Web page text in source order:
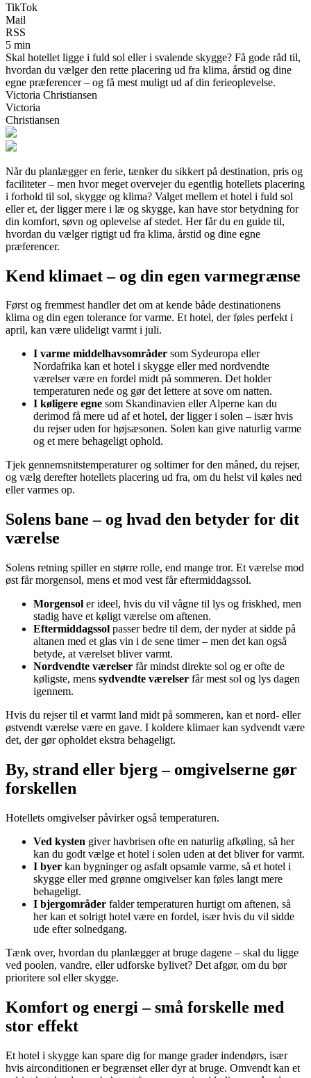
TikTok
Mail
RSS
5 min
Skal hotellet ligge i fuld sol eller i svalende skygge? Få gode råd til,
hvordan du vælger den rette placering ud fra klima, årstid og dine
egne præferencer – og få mest muligt ud af din ferieoplevelse.
Victoria Christiansen
Victoria
Christiansen
Når du planlægger en ferie, tænker du sikkert på destination, pris og
faciliteter – men hvor meget overvejer du egentlig hotellets placering
i forhold til sol, skygge og klima? Valget mellem et hotel i fuld sol
eller et, der ligger mere i læ og skygge, kan have stor betydning for
din komfort, søvn og oplevelse af stedet. Her får du en guide til,
hvordan du vælger rigtigt ud fra klima, årstid og dine egne
præferencer.
Kend klimaet – og din egen varmegrænse
Først og fremmest handler det om at kende både destinationens
klima og din egen tolerance for varme. Et hotel, der føles perfekt i
april, kan være ulideligt varmt i juli.
I varme middelhavsområder som Sydeuropa eller
Nordafrika kan et hotel i skygge eller med nordvendte
værelser være en fordel midt på sommeren. Det holder
temperaturen nede og gør det lettere at sove om natten.
I køligere egne som Skandinavien eller Alperne kan du
derimod få mere ud af et hotel, der ligger i solen – især hvis
du rejser uden for højsæsonen. Solen kan give naturlig varme
og et mere behageligt ophold.
Tjek gennemsnitstemperaturer og soltimer for den måned, du rejser,
og vælg derefter hotellets placering ud fra, om du helst vil køles ned
eller varmes op.
Solens bane – og hvad den betyder for dit
værelse
Solens retning spiller en større rolle, end mange tror. Et værelse mod
øst får morgensol, mens et mod vest får eftermiddagssol.
Morgensol er ideel, hvis du vil vågne til lys og friskhed, men
stadig have et køligt værelse om aftenen.
Eftermiddagssol passer bedre til dem, der nyder at sidde på
altanen med et glas vin i de sene timer – men det kan også
betyde, at værelset bliver varmt.
Nordvendte værelser får mindst direkte sol og er ofte de
køligste, mens sydvendte værelser får mest sol og lys dagen
igennem.
Hvis du rejser til et varmt land midt på sommeren, kan et nord- eller
østvendt værelse være en gave. I koldere klimaer kan sydvendt være
det, der gør opholdet ekstra behageligt.
By, strand eller bjerg – omgivelserne gør
forskellen
Hotellets omgivelser påvirker også temperaturen.
Ved kysten giver havbrisen ofte en naturlig afkøling, så her
kan du godt vælge et hotel i solen uden at det bliver for varmt.
I byer kan bygninger og asfalt opsamle varme, så et hotel i
skygge eller med grønne omgivelser kan føles langt mere
behageligt.
I bjergområder falder temperaturen hurtigt om aftenen, så
her kan et solrigt hotel være en fordel, især hvis du vil sidde
ude efter solnedgang.
Tænk over, hvordan du planlægger at bruge dagene – skal du ligge
ved poolen, vandre, eller udforske bylivet? Det afgør, om du bør
prioritere sol eller skygge.
Komfort og energi – små forskelle med
stor effekt
Et hotel i skygge kan spare dig for mange grader indendørs, især
hvis airconditionen er begrænset eller dyr at bruge. Omvendt kan et